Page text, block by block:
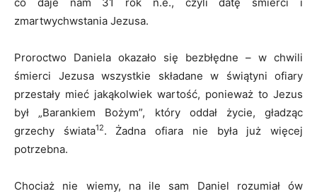
zmartwychwstania Jezusa.
Proroctwo Daniela okazało się bezbłędne – w chwili
śmierci Jezusa wszystkie składane w świątyni ofiary
przestały mieć jakąkolwiek wartość, ponieważ to Jezus
był „Barankiem Bożym”, który oddał życie, gładząc
grzechy świata12. Żadna ofiara nie była już więcej
potrzebna.
Chociaż nie wiemy, na ile sam Daniel rozumiał ów